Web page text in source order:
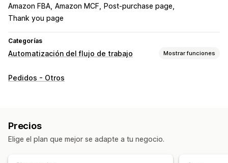
Amazon FBA Amazon MCF
Post-purchase page
Thank you page
Categorías
Automatización del flujo de trabajo Mostrar funciones
Tareas de automatización
Etiquetas de productos
Procesamiento de pedidos
Pedidos - Otros
Precios
Elige el plan que mejor se adapte a tu negocio.